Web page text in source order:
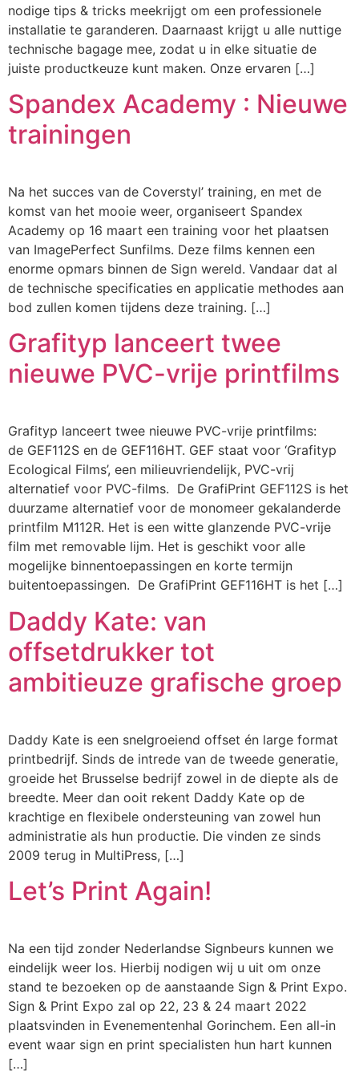
nodige tips & tricks meekrijgt om een professionele
installatie te garanderen. Daarnaast krijgt u alle nuttige
technische bagage mee, zodat u in elke situatie de
juiste productkeuze kunt maken. Onze ervaren […]
Spandex Academy : Nieuwe
trainingen
Na het succes van de Coverstyl’ training, en met de
komst van het mooie weer, organiseert Spandex
Academy op 16 maart een training voor het plaatsen
van ImagePerfect Sunfilms. Deze films kennen een
enorme opmars binnen de Sign wereld. Vandaar dat al
de technische specificaties en applicatie methodes aan
bod zullen komen tijdens deze training. […]
Grafityp lanceert twee
nieuwe PVC-vrije printfilms
Grafityp lanceert twee nieuwe PVC-vrije printfilms:
de GEF112S en de GEF116HT. GEF staat voor ‘Grafityp
Ecological Films’, een milieuvriendelijk, PVC-vrij
alternatief voor PVC-films. De GrafiPrint GEF112S is het
duurzame alternatief voor de monomeer gekalanderde
printfilm M112R. Het is een witte glanzende PVC-vrije
film met removable lijm. Het is geschikt voor alle
mogelijke binnentoepassingen en korte termijn
buitentoepassingen. De GrafiPrint GEF116HT is het […]
Daddy Kate: van
offsetdrukker tot
ambitieuze grafische groep
Daddy Kate is een snelgroeiend offset én large format
printbedrijf. Sinds de intrede van de tweede generatie,
groeide het Brusselse bedrijf zowel in de diepte als de
breedte. Meer dan ooit rekent Daddy Kate op de
krachtige en flexibele ondersteuning van zowel hun
administratie als hun productie. Die vinden ze sinds
2009 terug in MultiPress, […]
Let’s Print Again!
Na een tijd zonder Nederlandse Signbeurs kunnen we
eindelijk weer los. Hierbij nodigen wij u uit om onze
stand te bezoeken op de aanstaande Sign & Print Expo.
Sign & Print Expo zal op 22, 23 & 24 maart 2022
plaatsvinden in Evenementenhal Gorinchem. Een all-in
event waar sign en print specialisten hun hart kunnen
[…]